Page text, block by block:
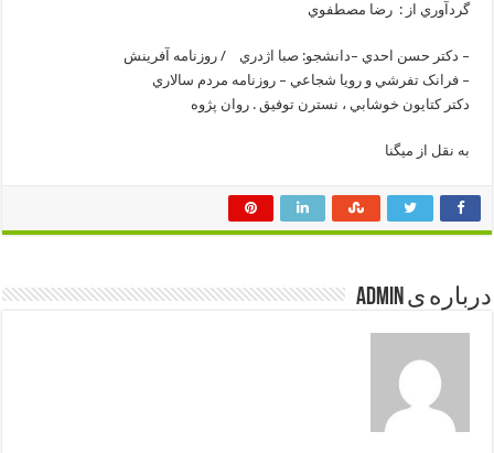
گردآوري از : رضا مصطفوي
– دکتر حسن احدي –دانشجو: صبا اژدري / روزنامه آفرينش
– فرانک تفرشي و رويا شجاعي – روزنامه مردم سالاري
دكتر كتايون خوشابي ، نسترن توفيق . روان پژوه
به نقل از میگنا
درباره ی admin